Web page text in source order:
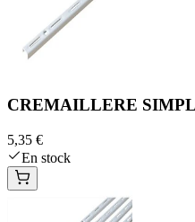
CREMAILLERE
5,35 €
En stock